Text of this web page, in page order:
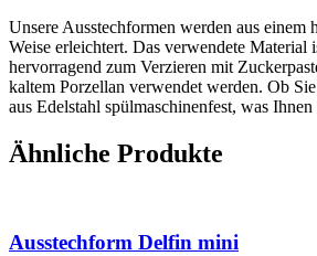
Unsere Ausstechformen werden aus
Weise erleichtert. Das verwendete
hervorragend zum Verzieren mit
kaltem Porzellan verwendet werden. Ob
aus Edelstahl spülmaschinenfest, was
Ähnliche Produkte
Ausstechform Delfin mini